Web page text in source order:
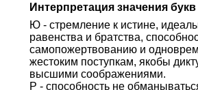
Интерпретация значения
Ю - стремление к истине,
равенства и братства,
самопожертвованию и
жестоким поступкам, якобы
высшими соображениями.
Р - способность не